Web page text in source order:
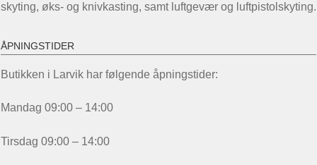
skyting, øks- og knivkasting, samt luftgevær og luftpistolskyting.
ÅPNINGSTIDER
Butikken i Larvik har følgende åpningstider:
Mandag 09:00 – 14:00
Tirsdag 09:00 – 14:00